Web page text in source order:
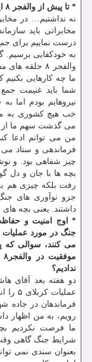
* تا پیش از والفجر ۸ این سابقه نداشت؟
نه نداشتیم… در
مخابراتی باید
درست نماییم برای
به خودکفایی برسیم.
والفجر ۸
ما چه کارهایی
شما باید غنیمت
نیروهایم بودم اما
خب هیچ کشوری به
می گذشت سهم ما از
من می توانم ادعا
فرماندهی و ستاد
چیز شفاهی بود. و
بچه ها با جان و دل
رفت بلکه چیزی هم
جزو نوآوری های
داشتند. یعنی بچه های
* اوج امنیت و
می کنند، سوالی
ندادیم؟
دو هفته بعد آقای
فرماندهان در جاده
رویم، به من اظهار
ما فرصت نکردیم
شرایط جنگ گاهی
بعنوان سندی نمی